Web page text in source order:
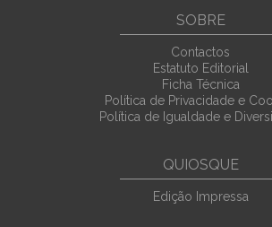
SOBRE
Contactos
Estatuto Editorial
Ficha Técnica
Política de Privacidade e
Política de Igualdade e
QUIOSQUE
Edição Impressa